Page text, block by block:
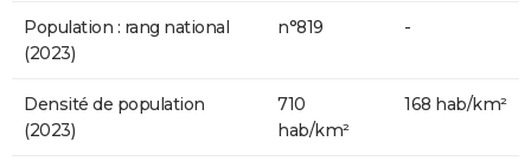
Population : rang national
(2023)
n°819 -
Densité de population
(2023)
710
hab/km²
168 hab/km²